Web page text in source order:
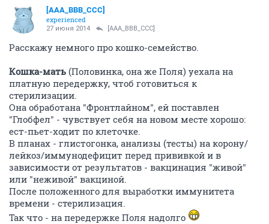
[AAA_BBB_CCC]
experienced
27 июня 2014 [AAA_BBB_CCC]
Расскажу немного про кошко-семейство.
Кошка-мать (Половинка, она же Поля) уехала на
платную передержку, чтоб готовиться к
стерилизации.
Она обработана "Фронтлайном", ей поставлен
"Глобфел" - чувствует себя на новом месте хорошо:
ест-пьет-ходит по клеточке.
В планах - глистогонка, анализы (тесты) на корону/
лейкоз/иммунодефицит перед прививкой и в
зависимости от результатов - вакцинация "живой"
или "неживой" вакциной.
После положенного для выработки иммунитета
времени - стерилизация.
Так что - на передержке Поля надолго